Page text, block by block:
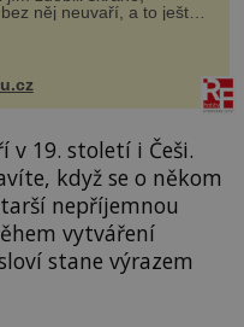
něj neuvaří, a to ještě
list může výrazně
naše neduhy.
malém množství ně...
v 19. století i Češi.
když se o někom
nepříjemnou
vytváření
stane výrazem